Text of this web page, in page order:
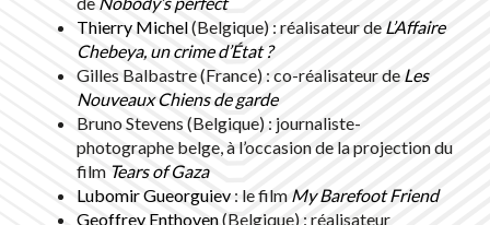
Thierry Michel(Belgique) : réalisateur de L’Affaire
Chebeya, un crime d’État ?
Gilles Balbastre (France) : co-réalisateur de Les
Nouveaux Chiens de garde
Bruno Stevens (Belgique) : journaliste-
photographe belge, à l’occasion de la projection du
film Tears of Gaza
Lubomir Gueorguiev : le film My Barefoot Friend
Geoffrey Enthoven(Belgique) : réalisateur